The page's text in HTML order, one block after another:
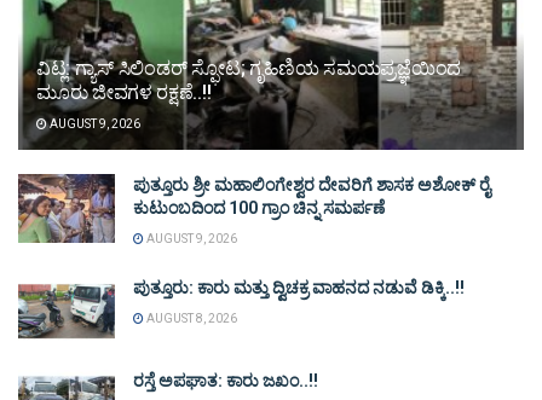
ವಿಟ್ಲ: ಗ್ಯಾಸ್ ಸಿಲಿಂಡರ್ ಸ್ಫೋಟ; ಗೃಹಿಣಿಯ ಸಮಯಪ್ರಜ್ಞೆಯಿಂದ
ಮೂರು ಜೀವಗಳ ರಕ್ಷಣೆ..!!
AUGUST 9, 2026
ಪುತ್ತೂರು ಶ್ರೀ ಮಹಾಲಿಂಗೇಶ್ವರ ದೇವರಿಗೆ ಶಾಸಕ ಅಶೋಕ್ ರೈ
ಕುಟುಂಬದಿಂದ 100 ಗ್ರಾಂ ಚಿನ್ನ ಸಮರ್ಪಣೆ
AUGUST 9, 2026
ಪುತ್ತೂರು: ಕಾರು ಮತ್ತು ದ್ವಿಚಕ್ರ ವಾಹನದ ನಡುವೆ ಡಿಕ್ಕಿ..!!
AUGUST 8, 2026
ರಸ್ತೆ ಅಪಘಾತ: ಕಾರು ಜಖಂ..!!